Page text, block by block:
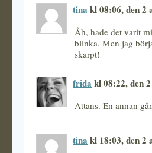
tina kl 08:06, den 2
Åh, hade det varit
blinka. Men jag
skarpt!
frida kl 08:22, den
Attans. En annan
tina kl 18:03, den 2